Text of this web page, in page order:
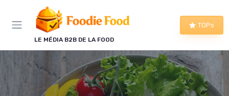
LE MÉDIA B2B DE LA FOOD
TOPs
Panneau de gestion des cookies